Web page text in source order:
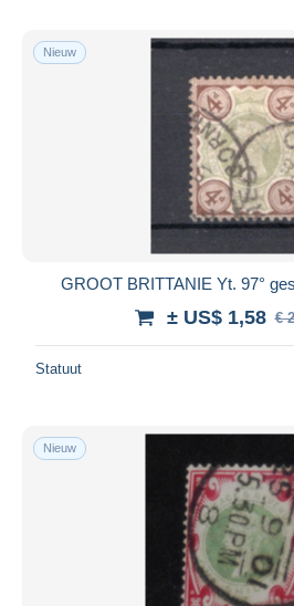
Nieuw
GROOT BRITTANIE Yt. 97°
± US$ 1,58 €
Statuut
Nieuw